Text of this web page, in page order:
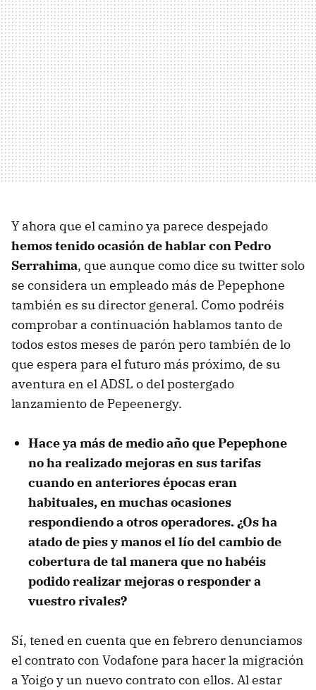
Y ahora que el camino ya parece despejado
hemos tenido ocasión de hablar con Pedro
Serrahima, que aunque como dice su twitter solo
se considera un empleado más de Pepephone
también es su director general. Como podréis
comprobar a continuación hablamos tanto de
todos estos meses de parón pero también de lo
que espera para el futuro más próximo, de su
aventura en el ADSL o del postergado
lanzamiento de Pepeenergy.
Hace ya más de medio año que Pepephone
no ha realizado mejoras en sus tarifas
cuando en anteriores épocas eran
habituales, en muchas ocasiones
respondiendo a otros operadores. ¿Os ha
atado de pies y manos el lío del cambio de
cobertura de tal manera que no habéis
podido realizar mejoras o responder a
vuestro rivales?
Sí, tened en cuenta que en febrero denunciamos
el contrato con Vodafone para hacer la migración
a Yoigo y un nuevo contrato con ellos. Al estar